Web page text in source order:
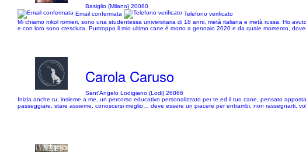
Basiglio (Milano) 20080
Email confermata
Telefono verificato
Mi chiamo nikol romieri, sono una studentessa universitaria di 18 anni, metà italiana e metà russa. Ho
e con loro sono cresciuta. Purtroppo il mio ultimo cane è morto a gennaio 2020 e da quale momento,
Carola Caruso
Sant'Angelo Lodigiano (Lodi) 26866
Inizia anche tu, insieme a me, un percorso educativo personalizzato per te ed il tuo cane, pensato
passeggiare, stare assieme, conoscersi meglio… deve essere un piacere per entrambi, non rassegnarti,